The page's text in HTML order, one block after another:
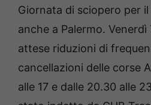
Giornata di sciopero per
anche a Palermo.
attese riduzioni di
cancellazioni delle corse
alle 17 e dalle 20.30 alle